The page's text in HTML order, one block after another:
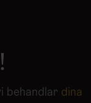
behandlar dina